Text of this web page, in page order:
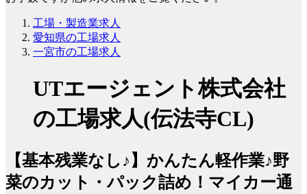
工場・製造業求人
愛知県の工場求人
一宮市の工場求人
UTエージェント株式会社
の工場求人(伝法寺CL)
【基本残業なし♪】かんたん軽作業♪野
菜のカット・パック詰め！マイカー通